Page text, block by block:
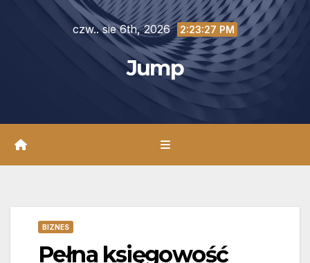
czw.. sie 6th, 2026 2:23:28 PM
Jump
BIZNES
Pełna księgowość